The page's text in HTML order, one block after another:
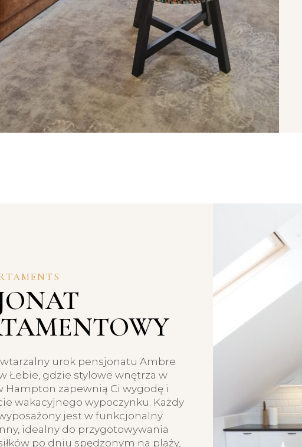
urok pensjonatu Ambre
Łebie, gdzie stylowe wnętrza w
Hampton zapewnią Ci wygodę i
wakacyjnego wypoczynku. Każdy
jest w funkcjonalny
idealny do przygotowywania
po dniu spędzonym na plaży,